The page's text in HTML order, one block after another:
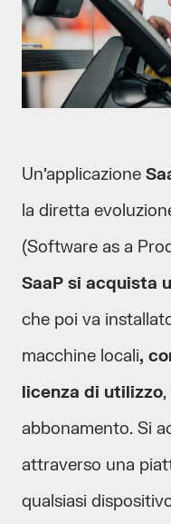
Un’applicazione
la diretta
(Software as a
SaaP si acquista
che poi va
macchine locali,
licenza di utilizzo
abbonamento. Si
attraverso una
qualsiasi